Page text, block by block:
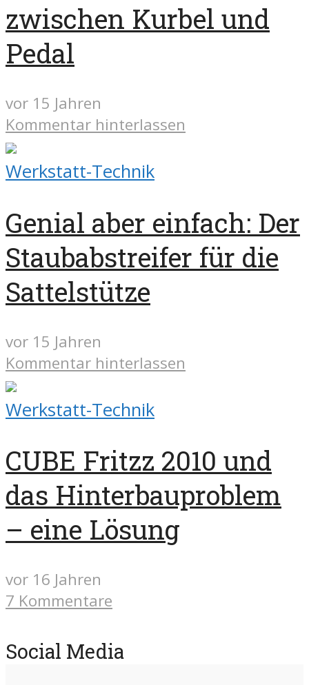
zwischen Kurbel und
Pedal
vor 15 Jahren
Kommentar hinterlassen
Werkstatt-Technik
Genial aber einfach: Der
Staubabstreifer für die
Sattelstütze
vor 15 Jahren
Kommentar hinterlassen
Werkstatt-Technik
CUBE Fritzz 2010 und
das Hinterbauproblem
– eine Lösung
vor 16 Jahren
7 Kommentare
Social Media